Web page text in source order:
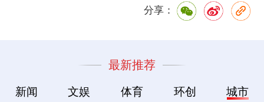
分享：
最新推荐
新闻 文娱 体育 环创 城市